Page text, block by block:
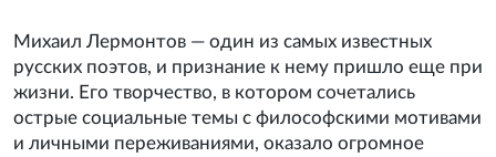
Михаил Лермонтов — один из самых известных
русских поэтов, и признание к нему пришло еще при
жизни. Его творчество, в котором сочетались
острые социальные темы с философскими мотивами
и личными переживаниями, оказало огромное